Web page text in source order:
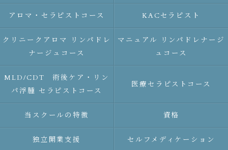
アロマ・セラピストコース KACセラピスト
クリニークアロマ リンパドレ
ナージュコース
マニュアル リンパドレナージ
ュコース
MLD/CDT 術後ケア・リン
パ浮腫 セラピストコース
医療セラピストコース
当スクールの特徴 資格
独立開業支援 セルフメディケーション